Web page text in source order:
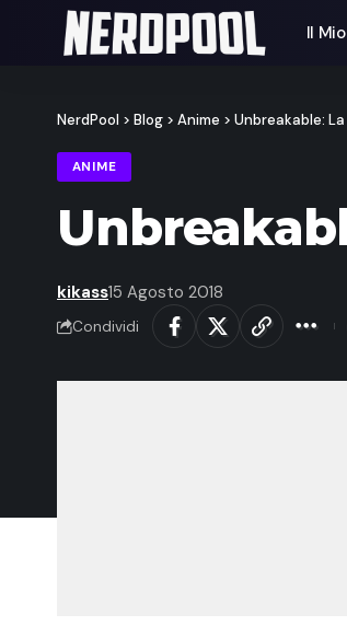
Il
NerdPool > Blog > Anime > Unbreakable:
ANIME
kikass15 Agosto 2018
Condividi